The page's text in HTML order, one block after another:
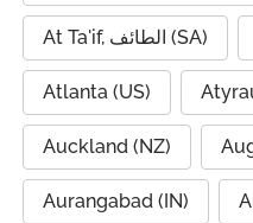
At Ta'if, الطائف (SA)
Atlanta (US)
Auckland (NZ)
Aurangabad (IN)